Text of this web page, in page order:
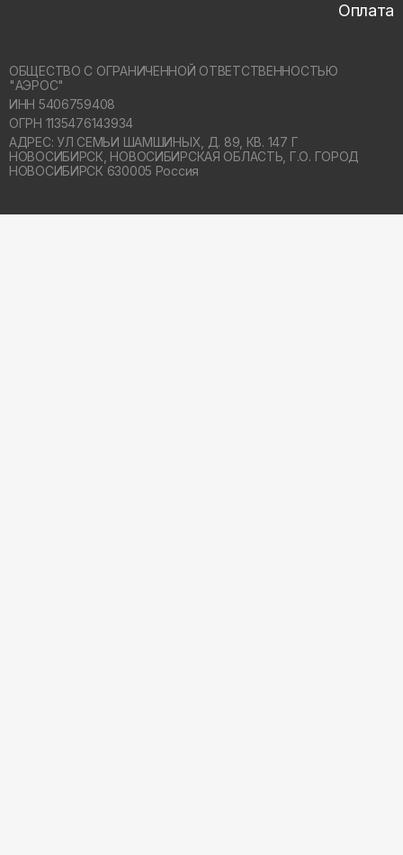
Оплата
ОБЩЕСТВО С ОГРАНИЧЕННОЙ ОТВЕТСТВЕННОСТЬЮ
"АЭРОС"
ИНН 5406759408
ОГРН 1135476143934
АДРЕС: УЛ СЕМЬИ ШАМШИНЫХ, Д. 89, КВ. 147 Г
НОВОСИБИРСК, НОВОСИБИРСКАЯ ОБЛАСТЬ, Г.О. ГОРОД
НОВОСИБИРСК 630005 Россия